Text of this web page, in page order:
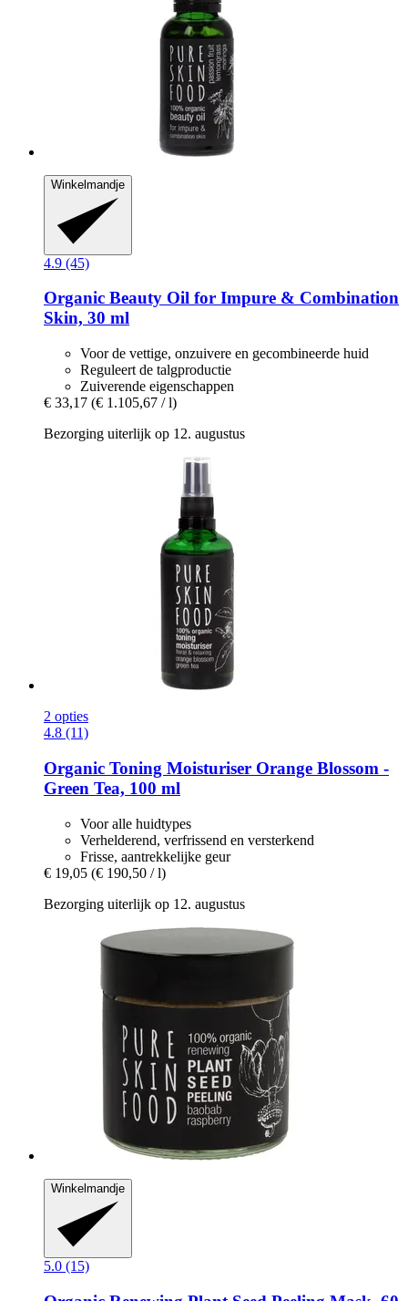
Winkelmandje
4.9 (45)
Organic Beauty Oil for Impure & Combination
Skin, 30 ml
Voor de vettige, onzuivere en gecombineerde huid
Reguleert de talgproductie
Zuiverende eigenschappen
€ 33,17 (€ 1.105,67 / l)
Bezorging uiterlijk op 12. augustus
2 opties
4.8 (11)
Organic Toning Moisturiser Orange Blossom -​
Green Tea, 100 ml
Voor alle huidtypes
Verhelderend, verfrissend en versterkend
Frisse, aantrekkelijke geur
€ 19,05 (€ 190,50 / l)
Bezorging uiterlijk op 12. augustus
Winkelmandje
5.0 (15)